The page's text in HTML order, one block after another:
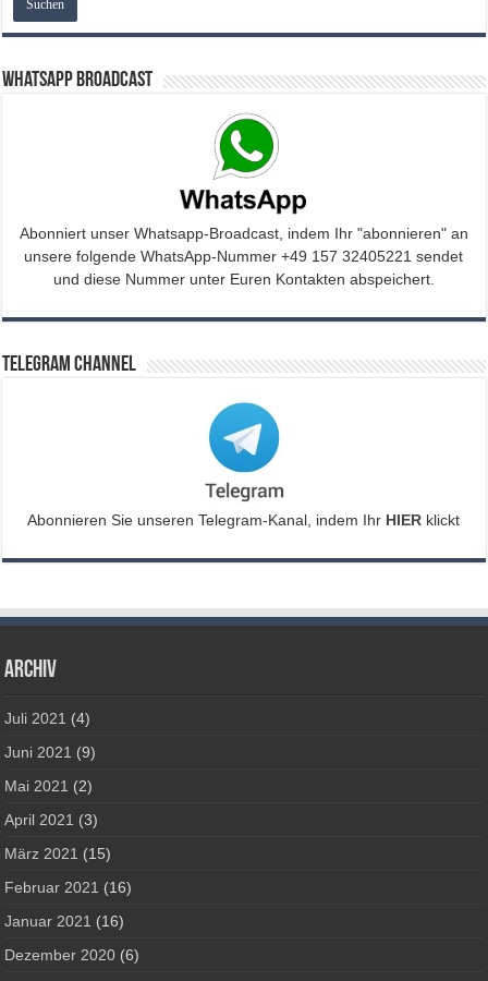
WhatsApp Broadcast
Abonniert unser Whatsapp-Broadcast, indem Ihr "abonnieren" an
unsere folgende WhatsApp-Nummer +49 157 32405221 sendet
und diese Nummer unter Euren Kontakten abspeichert.
Telegram Channel
Abonnieren Sie unseren Telegram-Kanal, indem Ihr HIER klickt
Archiv
Juli 2021 (4)
Juni 2021 (9)
Mai 2021 (2)
April 2021 (3)
März 2021 (15)
Februar 2021 (16)
Januar 2021 (16)
Dezember 2020 (6)